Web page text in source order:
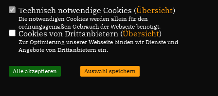
Technisch notwendige Cookies (Übersicht)
Die notwendigen Cookies werden allein für den
ordnungsgemäßen Gebrauch der Webseite benötigt.
Cookies von Drittanbietern (Übersicht)
Zur Optimierung unserer Webseite binden wir Dienste und
Angebote von Drittanbietern ein.
Alle akzeptieren Auswahl speichern